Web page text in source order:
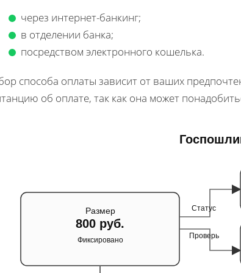
через интернет-банкинг;
в отделении банка;
посредством электронного кошелька.
способа оплаты зависит от ваших
об оплате, так как она может
Размер
800 руб.
Фиксировано
Статус
Проверь